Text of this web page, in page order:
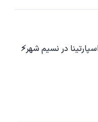
در نسیم شهر⚡